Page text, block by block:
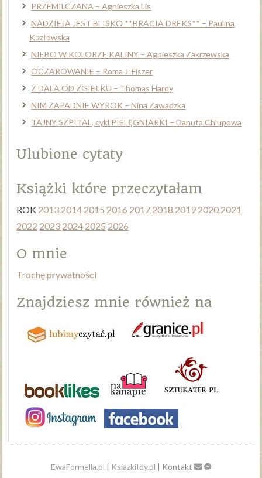
PRZEMILCZANA – Agnieszka Lis
NADZIEJA JEST BLISKO **BRACIA DREKS** – Paulina
Kozłowska
NIEBO W KOLORZE KALINY – Agnieszka Zakrzewska
OCZAROWANIE – Roma J. Fiszer
Z DALA OD ZGIEŁKU – Thomas Hardy
NIM ZAPADNIE WYROK – Nina Zawadzka
TAJNY SZPITAL, cykl PIELĘGNIARKI – Danuta Chlupowa
Ulubione cytaty
Książki które przeczytałam
ROK 2013 2014 2015 2016 2017 2018 2019 2020 2021
2022 2023 2024 2025 2026
O mnie
Trochę prywatności
Znajdziesz mnie również na
EwaFormella.pl | KsiazkiIdy.pl | Kontakt